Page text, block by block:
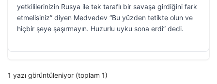
yetkililerinizin Rusya ile tek taraflı bir savaşa girdiğini fark
etmelisiniz” diyen Medvedev “Bu yüzden tetikte olun ve
hiçbir şeye şaşırmayın. Huzurlu uyku sona erdi” dedi.
1 yazı görüntüleniyor (toplam 1)